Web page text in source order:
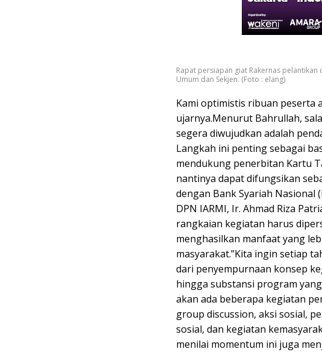
Rapat persiapan giat Rakernas
Umum dan Sekjen. (Foto : elang)
Kami optimistis ribuan peserta
ujarnya.Menurut Bahrullah,
segera diwujudkan adalah
Langkah ini penting sebagai
mendukung penerbitan Kartu
nantinya dapat difungsikan
dengan Bank Syariah Nasional
DPN IARMI, Ir. Ahmad Riza
rangkaian kegiatan harus
menghasilkan manfaat yang
masyarakat.”Kita ingin setiap
dari penyempurnaan konsep
hingga substansi program
akan ada beberapa kegiatan
group discussion, aksi sosial,
sosial, dan kegiatan
menilai momentum ini juga